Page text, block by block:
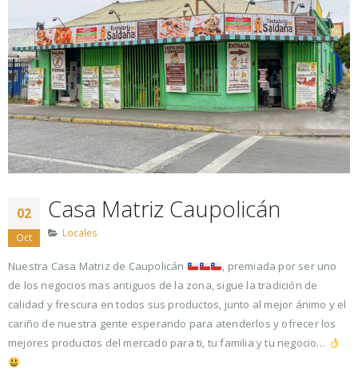
02
Oct
Casa Matriz Caupolicán
Locales
Nuestra Casa Matriz de Caupolicán
, premiada por ser uno
de los negocios mas antiguos de la zona, sigue la tradición de
calidad y frescura en todos sus productos, junto al mejor ánimo y el
cariño de nuestra gente esperando para atenderlos y ofrecer los
mejores productos del mercado para ti, tu familia y tu negocio…